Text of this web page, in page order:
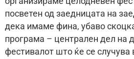
посветен од заедницата на
дека имаме фина, убаво
програма – централен дел на
фестивалот што ќе се случува